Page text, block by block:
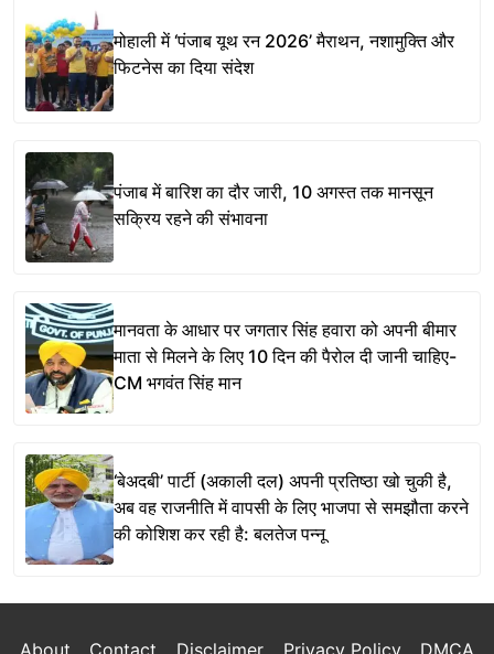
मोहाली में ‘पंजाब यूथ रन 2026’ मैराथन, नशामुक्ति और
फिटनेस का दिया संदेश
पंजाब में बारिश का दौर जारी, 10 अगस्त तक मानसून
सक्रिय रहने की संभावना
मानवता के आधार पर जगतार सिंह हवारा को अपनी बीमार
माता से मिलने के लिए 10 दिन की पैरोल दी जानी चाहिए-
CM भगवंत सिंह मान
‘बेअदबी’ पार्टी (अकाली दल) अपनी प्रतिष्ठा खो चुकी है,
अब वह राजनीति में वापसी के लिए भाजपा से समझौता करने
की कोशिश कर रही है: बलतेज पन्नू